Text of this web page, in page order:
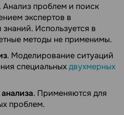
. Анализ проблем и поиск
экспертов в
знаний. Используется в
методы не применимы.
. Моделирование ситуаций
специальныхдвухмерных
. Применяются для
проблем.